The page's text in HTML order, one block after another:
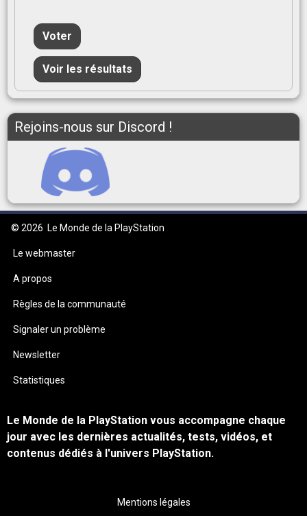
Voter
Voir les résultats
Rejoins-nous sur Discord !
© 2026 Le Monde de la PlayStation
Le webmaster
A propos
Règles de la communauté
Signaler un problème
Newsletter
Statistiques
Le Monde de la PlayStation vous accompagne chaque
jour avec les dernières actualités, tests, vidéos, et
contenus dédiés à l'univers PlayStation.
Mentions légales